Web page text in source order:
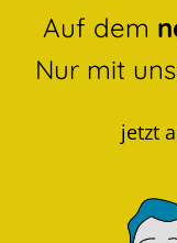
Auf dem
Nur mit
jetzt